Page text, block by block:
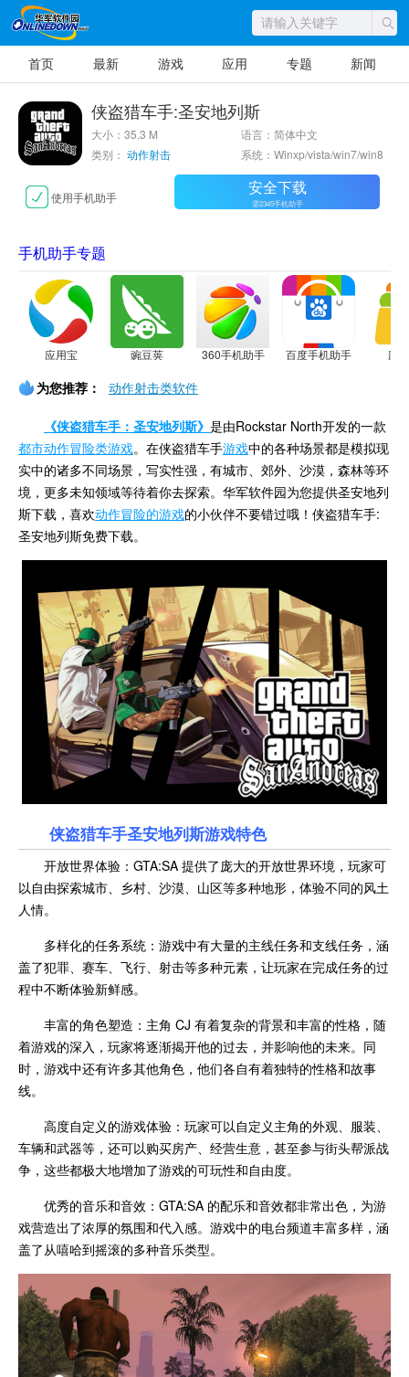
首页 最新 游戏 应用 专题 新闻
侠盗猎车手:圣安地列斯
大小：35.3 M
语言：简体中文
类别： 动作射击 系统：Winxp/vista/win7/win8
使用手机助手 安全下载
需2345手机助手
手机助手专题
应用宝 豌豆荚 360手机助手 百度手机助手 应
为您推荐： 动作射击类软件
《侠盗猎车手：圣安地列斯》 是由Rockstar North开发的一款
都市动作冒险类游戏。在侠盗猎车手游戏中的各种场景都是模拟现
实中的诸多不同场景，写实性强，有城市、郊外、沙漠，森林等环
境，更多未知领域等待着你去探索。华军软件园为您提供圣安地列
斯下载，喜欢动作冒险的游戏的小伙伴不要错过哦！侠盗猎车手:
圣安地列斯免费下载。
侠盗猎车手圣安地列斯游戏特色
开放世界体验：GTA:SA 提供了庞大的开放世界环境，玩家可
以自由探索城市、乡村、沙漠、山区等多种地形，体验不同的风土
人情。
多样化的任务系统：游戏中有大量的主线任务和支线任务，涵
盖了犯罪、赛车、飞行、射击等多种元素，让玩家在完成任务的过
程中不断体验新鲜感。
丰富的角色塑造：主角 CJ 有着复杂的背景和丰富的性格，随
着游戏的深入，玩家将逐渐揭开他的过去，并影响他的未来。同
时，游戏中还有许多其他角色，他们各自有着独特的性格和故事
线。
高度自定义的游戏体验：玩家可以自定义主角的外观、服装、
车辆和武器等，还可以购买房产、经营生意，甚至参与街头帮派战
争，这些都极大地增加了游戏的可玩性和自由度。
优秀的音乐和音效：GTA:SA 的配乐和音效都非常出色，为游
戏营造出了浓厚的氛围和代入感。游戏中的电台频道丰富多样，涵
盖了从嘻哈到摇滚的多种音乐类型。